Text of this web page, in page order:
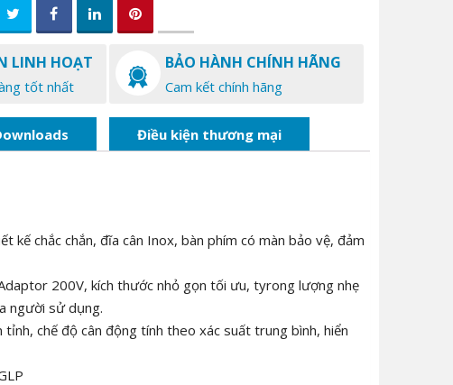
LINH HOẠT
tốt nhất
BẢO HÀNH CHÍNH HÃNG
Cam kết chính hãng
Điều kiện thương mại
kế chắc chắn, đĩa cân Inox, bàn phím có màn bảo vệ, đảm
200V, kích thước nhỏ gọn tối ưu, tyrong lượng nhẹ
người sử dụng.
chế độ cân động tính theo xác suất trung bình, hiển